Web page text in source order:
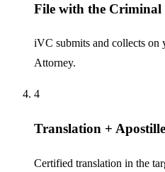
File with the Criminal
iVC submits and collects on
Attorney.
4
Translation + Apostille
Certified translation in the